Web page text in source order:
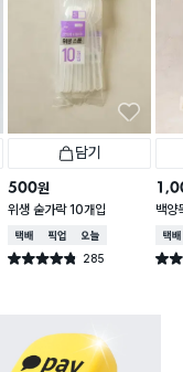
담기
500원
위생 숟가락 10개입
택배배송매장픽업오늘배송
별점 4.8점 285
건 작성
백양
택배
별점